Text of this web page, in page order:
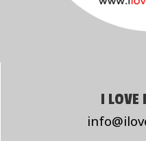
I LOVE